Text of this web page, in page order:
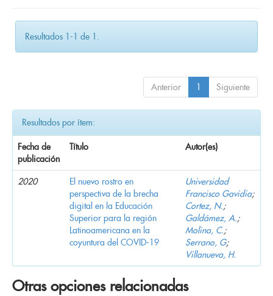
Resultados 1-1 de 1.
Anterior 1 Siguiente
Resultados por ítem:
Fecha de
publicación
Título Autor(es)
2020
El nuevo rostro en
perspectiva de la brecha
digital en la Educación
Superior para la región
Latinoamericana en la
coyuntura del COVID-19
Universidad
Francisco Gavidia;
Cortez, N.;
Galdámez, A.;
Molina, C.;
Serrano, G;
Villanueva, H.
Otras opciones relacionadas